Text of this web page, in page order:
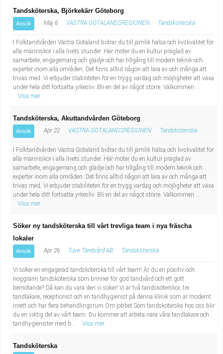
Tandsköterska, Björkekärr Göteborg
Ansök Maj 6 VÄSTRA GÖTALANDSREGIONEN Tandsköterska
I Folktandvården Västra Götaland bidrar du till jämlik hälsa och livskvalitet för
alla människor i alla livets stunder. Här möter du en kultur präglad av
samarbete, engagemang och glädje och har tillgång till modern teknik och
experter inom alla områden. Det finns alltid någon att lära av och många att
trivas med. Vi erbjuder stabiliteten för en trygg vardag och möjligheter att växa
under hela ditt fortsatta yrkesliv. Bli en del av något större. Välkommen ...
Visa mer
Tandsköterska, Akuttandvården Göteborg
Ansök Apr 22 VÄSTRA GÖTALANDSREGIONEN Tandsköterska
I Folktandvården Västra Götaland bidrar du till jämlik hälsa och livskvalitet för
alla människor i alla livets stunder. Här möter du en kultur präglad av
samarbete, engagemang och glädje och har tillgång till modern teknik och
experter inom alla områden. Det finns alltid någon att lära av och många att
trivas med. Vi erbjuder stabiliteten för en trygg vardag och möjligheter att växa
under hela ditt fortsatta yrkesliv. Bli en del av något större. Välkommen ...
Visa mer
Söker ny tandsköterska till vårt trevliga team i nya fräscha
lokaler
Ansök Apr 26 Tuve Tandvård AB Tandsköterska
Vi söker en engagerad tandsköterska till vårt team! Är du en positiv och
noggrann tandsköterska som brinner för god tandvård och ett gott
bemötande? Då kan du vara den vi söker! Vi är två tandsköterskor, tre
tandläkare, receptionist och en tandhygienist på denna klinik som är modernt
inrett och har flera behandlingsrum Om jobbet Som tandsköterska hos oss blir
du en viktig del av vårt team. Du kommer att arbeta nära våra tandläkare och
tandhygienister med b...
Visa mer
Tandsköterska